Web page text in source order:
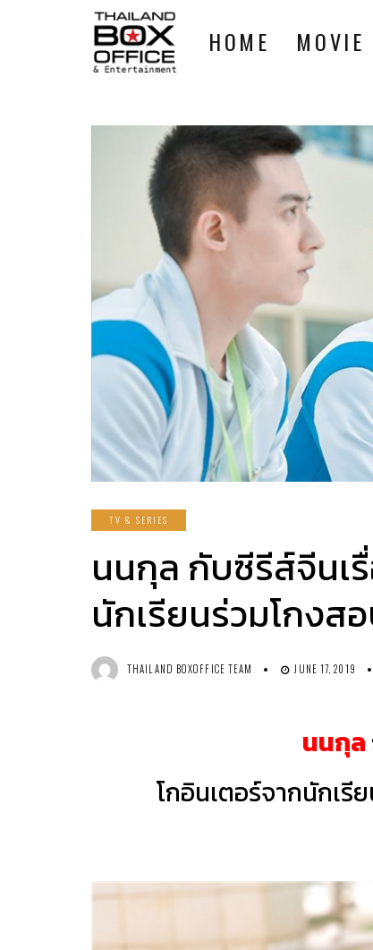
HOME MOVIE
TV & SERIES
นนกุล กับซีรีส์จีนเ
นักเรียนร่วมโกงส
THAILAND BOXOFFICE TEAM JUNE 17, 2019
นนกุล
โกอินเตอร์จากนักเรี